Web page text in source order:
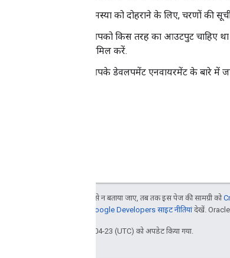
समस्या को दोहराने के लिए, चरणों की
आपको किस तरह का आउटपुट चाहिए
शामिल करें.
आपके डेवलपमेंट एनवायरमेंट के बारे में
जब तक कुछ अलग से न बताया जाए, तब तक इस पेज की सामग्री को
Google Developers साइट नीतियांदेखें. Oracle
आखिरी बार 2026-04-23 (UTC) को अपडेट किया गया.